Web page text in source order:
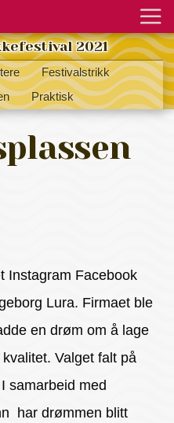
2021
Festivalstrikk
Praktisk
Instagram Facebook
Lura. Firmaet ble
en drøm om å lage
Valget falt på
samarbeid med
har drømmen blitt